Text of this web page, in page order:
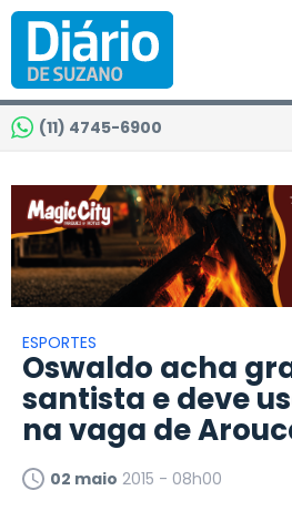
(11) 4745-6900
ESPORTES
Oswaldo acha
santista e deve
na vaga de
02 maio 2015 - 08h00